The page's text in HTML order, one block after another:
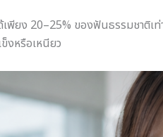
ยง 20–25% ของฟันธรรมชาติ
งหรือเหนียว